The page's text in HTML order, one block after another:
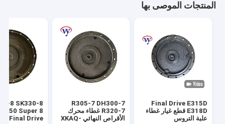
المنتجات الموصى بها
Final Drive E315D
E318D قطع غيار غطاء
علبة التروس
R305-7 DH300-7
R320-7 غطاء محرك
الأقراص النهائي XKAQ-
8 SK330-8
Super 8
Final Drive